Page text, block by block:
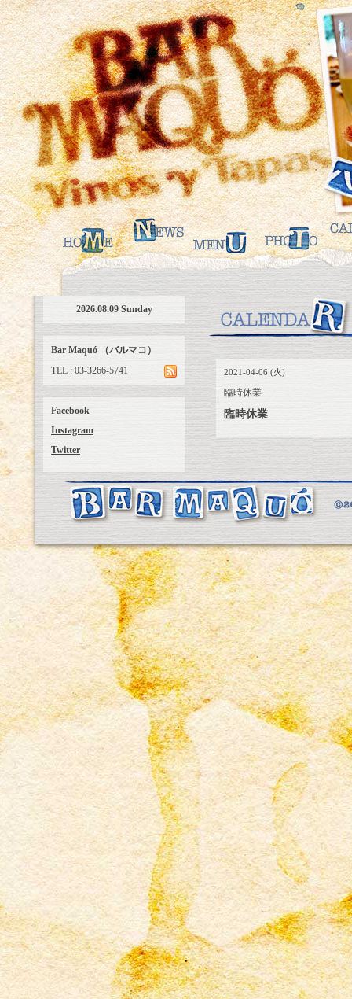
2021-04-06 (火)
臨時休業
臨時休業
2026.08.09 Sunday
Bar Maquó （バルマコ）
TEL : 03-3266-5741
Facebook
Instagram
Twitter